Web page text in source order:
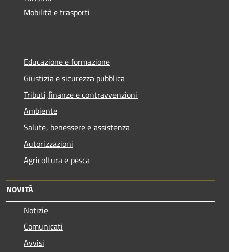
Mobilità e trasporti
Educazione e formazione
Giustizia e sicurezza pubblica
Tributi,finanze e contravvenzioni
Ambiente
Salute, benessere e assistenza
Autorizzazioni
Agricoltura e pesca
NOVITÀ
Notizie
Comunicati
Avvisi